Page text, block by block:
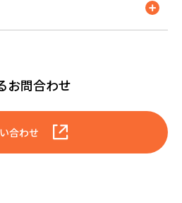
約でご連絡先電話番号にauまた
ます。
お問合わせ
合わせ